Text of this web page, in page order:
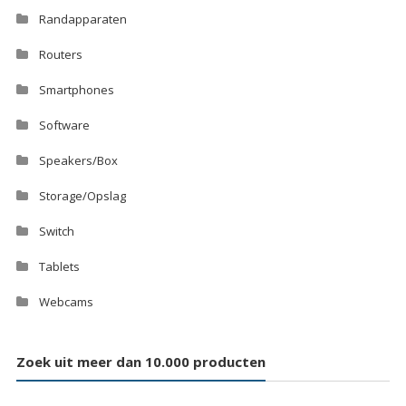
Randapparaten
Routers
Smartphones
Software
Speakers/Box
Storage/Opslag
Switch
Tablets
Webcams
Zoek uit meer dan 10.000 producten